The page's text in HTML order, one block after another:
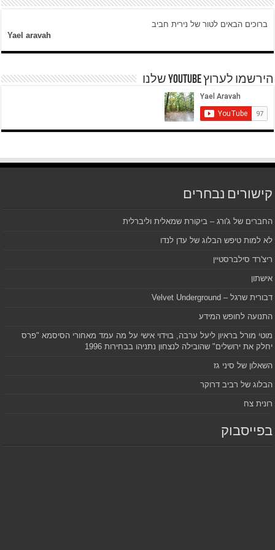
ברוכים הבאים לטור של נירית חביב
Yael aravah
הירשמו לערוץ YOUTUBE שלנו
קישורים נבחרים
החברים של ג'ורג – ביקורת שמאלית וליברלית
לא למות טיפש הבלוג של עדן לנדו
ריצ'רד סילברסטיין
אישתון
דבורית שרגל – Velvet Underground
התנועה לחופש המידע
מוטי מורל בראיון ליעל ערבה, בוידוי אישי על מה עמד מאחורי הסיסמא "פרס
יחלק את ירושלים" שהובילה לנצחון נתניהו בבחירות 1996
השאלון של סיני גז
הבלוג של רביב דרוקר
רונית צח
בפייסבוק